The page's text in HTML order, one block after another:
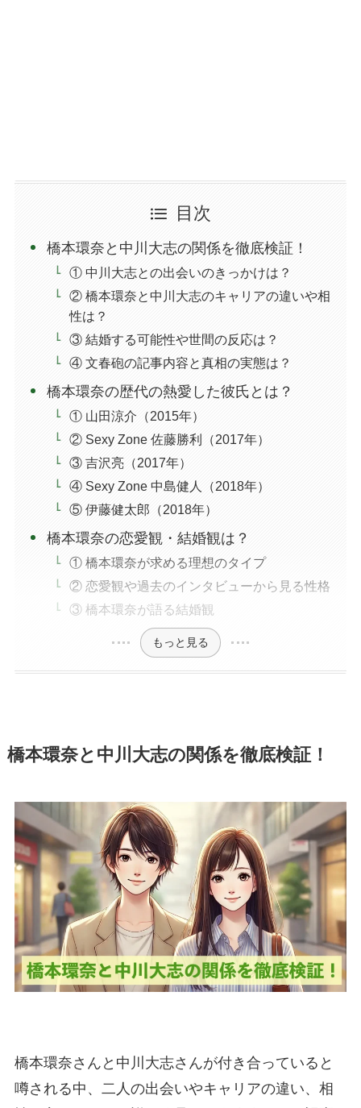
目次
橋本環奈と中川大志の関係を徹底検証！
① 中川大志との出会いのきっかけは？
② 橋本環奈と中川大志のキャリアの違いや相
性は？
③ 結婚する可能性や世間の反応は？
④ 文春砲の記事内容と真相の実態は？
橋本環奈の歴代の熱愛した彼氏とは？
① 山田涼介（2015年）
② Sexy Zone 佐藤勝利（2017年）
③ 吉沢亮（2017年）
④ Sexy Zone 中島健人（2018年）
⑤ 伊藤健太郎（2018年）
橋本環奈の恋愛観・結婚観は？
① 橋本環奈が求める理想のタイプ
② 恋愛観や過去のインタビューから見る性格
③ 橋本環奈が語る結婚観
もっと見る
橋本環奈と中川大志の関係を徹底検証！
橋本環奈さんと中川大志さんが付き合っていると
噂される中、二人の出会いやキャリアの違い、相